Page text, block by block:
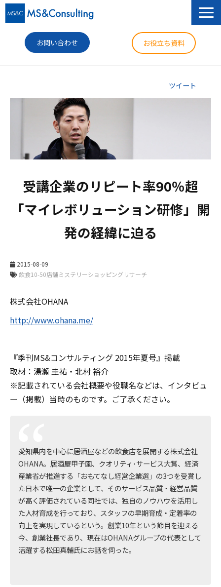
お問い合わせ お役立ち資料
セミナー
企業情報
ツイート
受講企業のリピート率90％超
「マイレボリューション研修」開
発の経緯に迫る
2015-08-09
株式会社OHANA
http://www.ohana.me/
『季刊MS&コンサルティング 2015年夏号』掲載
取材：湯瀬 圭祐・北村 裕介
※記載されている会社概要や役職名などは、インタビュ
ー（掲載）当時のものです。ご了承ください。
愛知県内を中心に居酒屋などの飲食店を展開する株式会社
OHANA。居酒屋甲子園、クオリティ･サービス大賞、経済
産業省が推進する「おもてなし経営企業選」の3つを受賞し
た日本で唯一の企業として、そのサービス品質・経営品質
が高く評価されている同社では、独自のノウハウを活用し
た人材育成を行っており、スタッフの早期育成・定着率の
向上を実現しているという。創業10年という節目を迎える
今、創業社長であり、現在はOHANAグループの代表として
活躍する松田真輔氏にお話を伺った。